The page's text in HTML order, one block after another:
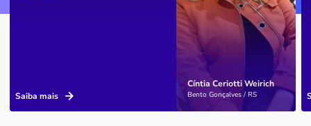
Cíntia Ceriotti Weirich
Bento Gonçalves / RS
Saiba mais